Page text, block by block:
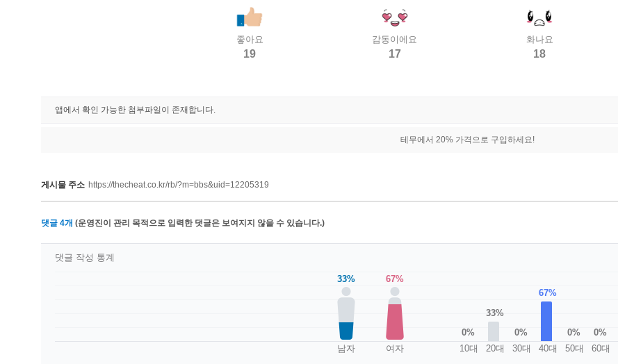
좋아요
19
감동이에요
17
화나요
18
앱에서 확인 가능한 첨부파일이 존재합니다.
테무에서 20% 가격으로 구입하세요!
게시물 주소 https://thecheat.co.kr/rb/?m=bbs&uid=12205319
댓글 4개 (운영진이 관리 목적으로 입력한 댓글은 보여지지 않을 수 있습니다.)
33%
남자
67%
여자
0%
10대
33%
20대
0%
30대
67%
40대
0%
50대
0%
60대
댓글 작성 통계